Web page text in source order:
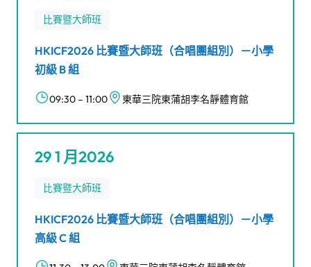
比賽暨大師班
HKICF2026 比賽暨大師班（合唱團組別）－小學
初級 B 組
09:30 – 11:00 東華三院東蒲胡李名靜體育館
29 1 月2026
比賽暨大師班
HKICF2026 比賽暨大師班（合唱團組別）－小學
高級 C 組